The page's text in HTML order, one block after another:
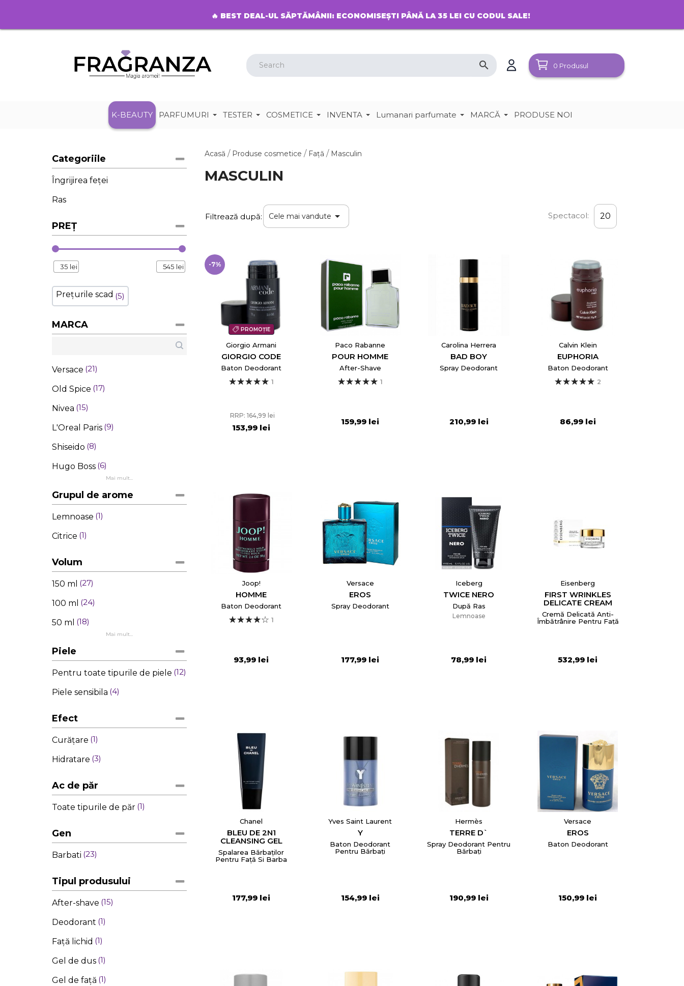
🔥 BEST DEAL-UL SĂPTĂMÂNII: ECONOMISEȘTI PÂNĂ LA 35 LEI CU CODUL SALE!
search 0 Produsul
K-BEAUTY PARFUMURI TESTER COSMETICE INVENTA Lumanari parfumate MARCĂ PRODUSE NOI
Categoriile
Îngrijirea feței
Ras
PREȚ
35 lei 545 lei
Prețurile scad 5
MARCA
Versace 21
Old Spice 17
Nivea 15
L'Oreal Paris 9
Shiseido 8
Hugo Boss 6
Mai mult...
Grupul de arome
Lemnoase 1
Citrice 1
Volum
150 ml 27
100 ml 24
50 ml 18
Mai mult...
Piele
Pentru toate tipurile de piele 12
Piele sensibila 4
Efect
Curățare 1
Hidratare 3
Ac de păr
Toate tipurile de păr 1
Gen
Barbati 23
Tipul produsului
After-shave 15
Deodorant 1
Față lichid 1
Gel de dus 1
Gel de față 1
Acasă Produse cosmetice Față Masculin
MASCULIN
Filtrează după: Cele mai vandute  Spectacol: 20
PROMOȚIE
-7%
Giorgio Armani
GIORGIO CODE
Baton Deodorant
1
RRP: 164,99 lei
153,99 lei
Paco Rabanne
POUR HOMME
After-Shave
1
159,99 lei
Carolina Herrera
BAD BOY
Spray Deodorant
210,99 lei
Calvin Klein
EUPHORIA
Baton Deodorant
2
86,99 lei
Joop!
HOMME
Baton Deodorant
1
93,99 lei
Versace
EROS
Spray Deodorant
177,99 lei
Iceberg
TWICE NERO
După Ras
Lemnoase
78,99 lei
Eisenberg
FIRST WRINKLES
DELICATE CREAM
Cremă Delicată Anti-
Îmbătrânire Pentru Față
532,99 lei
Chanel
BLEU DE 2N1
CLEANSING GEL
Spalarea Bărbaților
Pentru Față Si Barba
Tester
177,99 lei
Yves Saint Laurent
Y
Baton Deodorant
Pentru Bărbați
154,99 lei
Hermès
TERRE D`
Spray Deodorant Pentru
Bărbați
190,99 lei
Versace
EROS
Baton Deodorant
150,99 lei
Creeaza o lista de dorinte
Numele listei de dorinte